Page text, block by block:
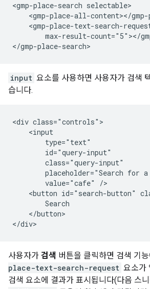
<gmp-place-search selectable>
<gmp-place-all-content></
<gmp-place-text-search-
max-result-count="5"></
</gmp-place-search>
input 요소를 사용하면 사용자가 검색
습니다.
<div class="controls">
    <input
        type="text"
        id="query-input"
        class="query-input"
placeholder="Search for a
        value="cafe" />
<button id="search-button"
        Search
    </button>
</div>
사용자가 검색 버튼을 클릭하면 검색 기
place-text-search-request 요소가
검색 요소에 결과가 표시됩니다(다음 스